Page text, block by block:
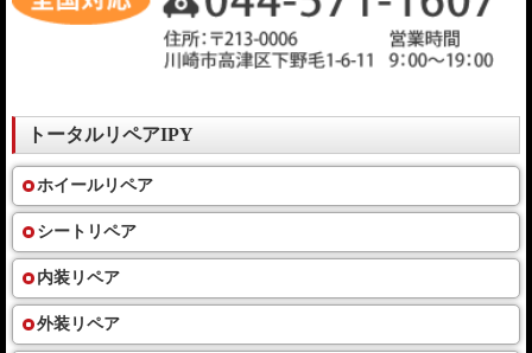
トータルリペアIPY
ホイールリペア
シートリペア
内装リペア
外装リペア